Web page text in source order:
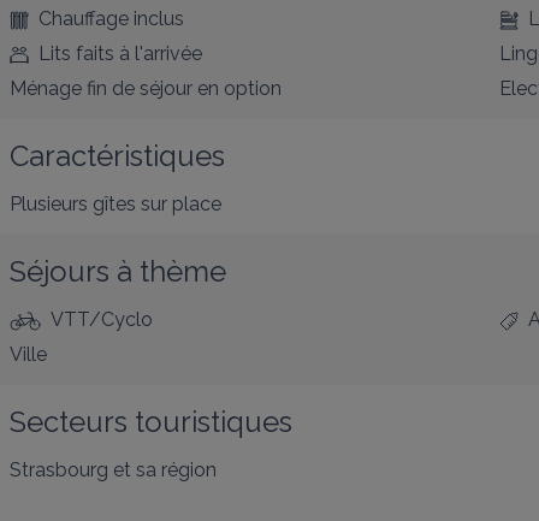
Chauffage inclus
Lits faits à l'arrivée
Ménage fin de séjour en option
Caractéristiques
Plusieurs gîtes sur place
Séjours à thème
VTT/Cyclo
Ville
Secteurs touristiques
Strasbourg et sa région